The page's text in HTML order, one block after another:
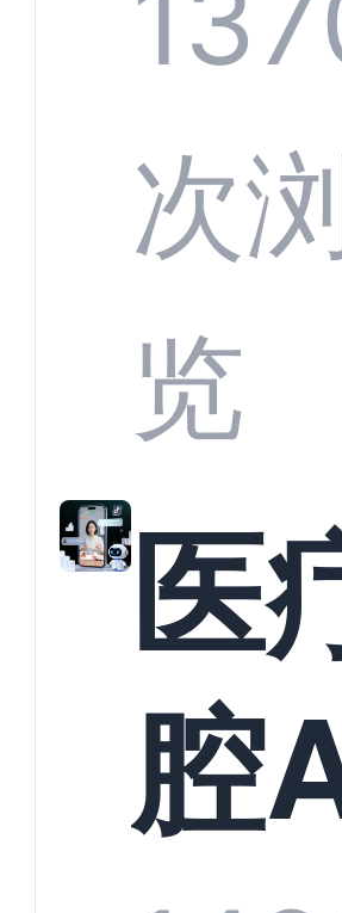
定
业
准
何
教
构
次浏
览
医
腔